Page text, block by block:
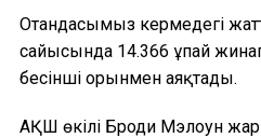
Отандасымыз кермедегі
сайысында 14.366 ұпай
бесінші орынмен аяқтады.
АҚШ өкілі Броди Мэлоун